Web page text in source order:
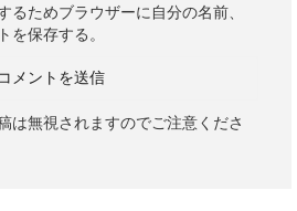
るためブラウザーに自分の名前、
を保存する。
は無視されますのでご注意くださ